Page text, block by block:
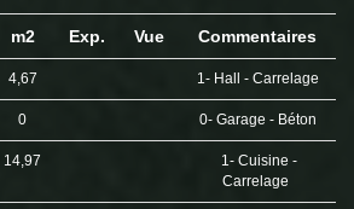
m2 Exp. Vue Commentaires
4,67 1- Hall - Carrelage
0 0- Garage - Béton
14,97
1- Cuisine -
Carrelage